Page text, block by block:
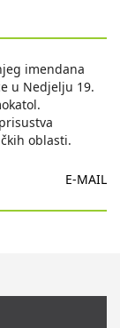
imendana
u Nedjelju 19.
oblasti.
E-MAIL